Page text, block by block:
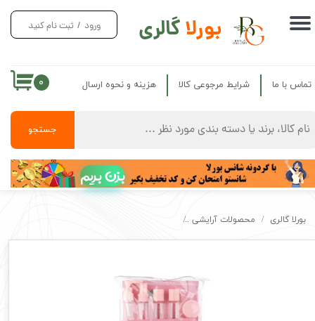
بورلاگالری
جستجو
ورود / ثبت نام کنید
حساب کاربری من
سفارشات
خروج از حساب کاربری
۰ تماس با ما شرایط مرجوعی کالا هزینه و نحوه ارسال
بزن بریم
بورلا گالری محصولات آرایشی